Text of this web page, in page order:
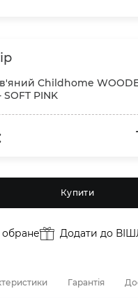
Childhome
SOFT PINK
Купити
Додати до
Гарантія